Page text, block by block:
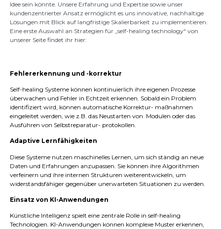
Idee sein könnte. Unsere Erfahrung und Expertise sowie unser
kundenzentrierter Ansatz ermöglicht es uns innovative, nachhaltige
Lösungen mit Blick auf langfristige Skalierbarkeit zu implementieren.
Eine erste Auswahl an Strategien für „self-healing technology“ von
unserer Seite findet ihr hier:
Fehlererkennung und -korrektur
Self-healing Systeme können kontinuierlich ihre eigenen Prozesse
überwachen und Fehler in Echtzeit erkennen. Sobald ein Problem
identifiziert wird, können automatische Korrektur- maßnahmen
eingeleitet werden, wie z.B. das Neustarten von Modulen oder das
Ausführen von Selbstreparatur- protokollen.
Adaptive Lernfähigkeiten
Diese Systeme nutzen maschinelles Lernen, um sich ständig an neue
Daten und Erfahrungen anzupassen. Sie können ihre Algorithmen
verfeinern und ihre internen Strukturen weiterentwickeln, um
widerstandsfähiger gegenüber unerwarteten Situationen zu werden.
Einsatz von KI-Anwendungen
Künstliche Intelligenz spielt eine zentrale Rolle in self-healing
Technologien. KI-Anwendungen können komplexe Muster erkennen,